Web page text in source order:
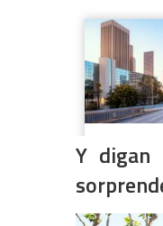
Y digan